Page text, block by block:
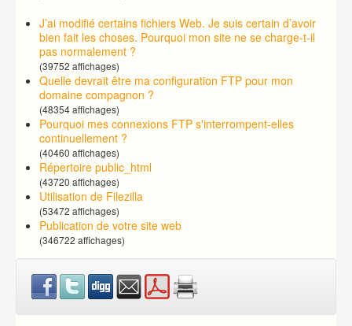
J’ai modifié certains fichiers Web. Je suis certain d’avoir
bien fait les choses. Pourquoi mon site ne se charge-t-il
pas normalement ?
(39752 affichages)
Quelle devrait être ma configuration FTP pour mon
domaine compagnon ?
(48354 affichages)
Pourquoi mes connexions FTP s'interrompent-elles
continuellement ?
(40460 affichages)
Répertoire public_html
(43720 affichages)
Utilisation de Filezilla
(53472 affichages)
Publication de votre site web
(346722 affichages)